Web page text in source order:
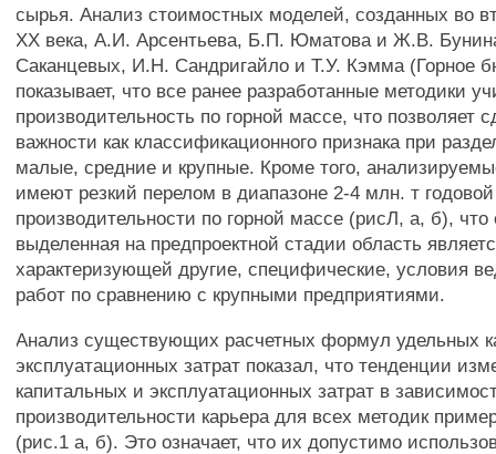
сырья. Анализ стоимостных моделей, созданных во
XX века, А.И. Арсентьева, Б.П. Юматова и Ж.В.
Саканцевых, И.Н. Сандригайло и Т.У. Кэмма (Горное
показывает, что все ранее разработанные методики
производительность по горной массе, что позволяет
важности как классификационного признака при
малые, средние и крупные. Кроме того,
имеют резкий перелом в диапазоне 2-4 млн. т годовой
производительности по горной массе (рисЛ, а, б), что
выделенная на предпроектной стадии область
характеризующей другие, специфические, условия
работ по сравнению с крупными предприятиями.
Анализ существующих расчетных формул удельных
эксплуатационных затрат показал, что тенденции
капитальных и эксплуатационных затрат в
производительности карьера для всех методик
(рис.1 а, б). Это означает, что их допустимо